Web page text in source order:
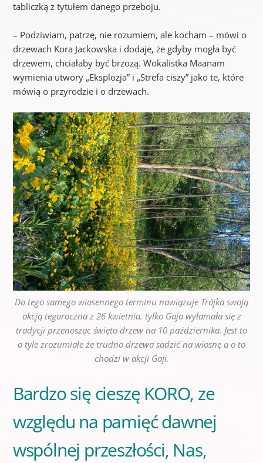
tabliczką z tytułem danego przeboju.
– Podziwiam, patrzę, nie rozumiem, ale kocham – mówi o
drzewach Kora Jackowska i dodaje, że gdyby mogła być
drzewem, chciałaby być brzozą. Wokalistka Maanam
wymienia utwory „Eksplozja” i „Strefa ciszy” jako te, które
mówią o przyrodzie i o drzewach.
Do tego samego wiosennego terminu nawiązuje Trójka swoją
akcją tegoroczna z 26 kwietnia. tylko Gaja wyłamała się z
tradycji przenosząc święto drzew na 10 października. Jest to
o tyle zrozumiałe że trudno drzewa sadzić na wiosnę a o to
chodzi w akcji Gaji.
Bardzo się cieszę KORO, ze
względu na pamięć dawnej
wspólnej przeszłości, Nas,